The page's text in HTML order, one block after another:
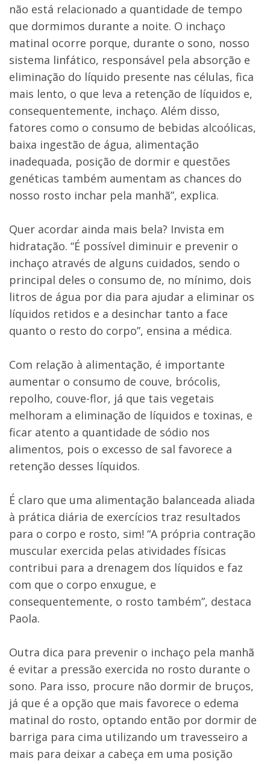
não está relacionado a quantidade de tempo
que dormimos durante a noite. O inchaço
matinal ocorre porque, durante o sono, nosso
sistema linfático, responsável pela absorção e
eliminação do líquido presente nas células, fica
mais lento, o que leva a retenção de líquidos e,
consequentemente, inchaço. Além disso,
fatores como o consumo de bebidas alcoólicas,
baixa ingestão de água, alimentação
inadequada, posição de dormir e questões
genéticas também aumentam as chances do
nosso rosto inchar pela manhã”, explica.
Quer acordar ainda mais bela? Invista em
hidratação. “É possível diminuir e prevenir o
inchaço através de alguns cuidados, sendo o
principal deles o consumo de, no mínimo, dois
litros de água por dia para ajudar a eliminar os
líquidos retidos e a desinchar tanto a face
quanto o resto do corpo”, ensina a médica.
Com relação à alimentação, é importante
aumentar o consumo de couve, brócolis,
repolho, couve-flor, já que tais vegetais
melhoram a eliminação de líquidos e toxinas, e
ficar atento a quantidade de sódio nos
alimentos, pois o excesso de sal favorece a
retenção desses líquidos.
É claro que uma alimentação balanceada aliada
à prática diária de exercícios traz resultados
para o corpo e rosto, sim! “A própria contração
muscular exercida pelas atividades físicas
contribui para a drenagem dos líquidos e faz
com que o corpo enxugue, e
consequentemente, o rosto também”, destaca
Paola.
Outra dica para prevenir o inchaço pela manhã
é evitar a pressão exercida no rosto durante o
sono. Para isso, procure não dormir de bruços,
já que é a opção que mais favorece o edema
matinal do rosto, optando então por dormir de
barriga para cima utilizando um travesseiro a
mais para deixar a cabeça em uma posição